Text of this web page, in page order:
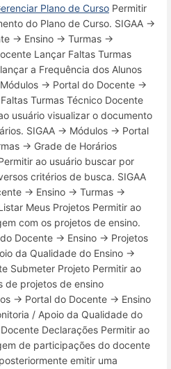
Plano de Curso Permitir
do Plano de Curso. SIGAA →
→ Ensino → Turmas →
Lançar Faltas Turmas
a Frequência dos Alunos
→ Portal do Docente →
Turmas Técnico Docente
usuário visualizar o documento
SIGAA → Módulos → Portal
→ Grade de Horários
ao usuário buscar por
critérios de busca. SIGAA
→ Ensino → Turmas →
Meus Projetos Permitir ao
com os projetos de ensino.
Docente → Ensino → Projetos
da Qualidade do Ensino →
Submeter Projeto Permitir ao
de projetos de ensino
→ Portal do Docente → Ensino
/ Apoio da Qualidade do
Declarações Permitir ao
de participações do docente
emitir uma